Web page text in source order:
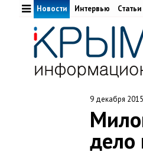
Новости Интервью Статьи
9 декабря 2015
дело